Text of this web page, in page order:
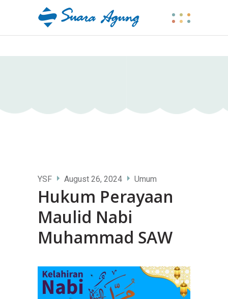
YSF August 26, 2024 Umum
Hukum Perayaan
Maulid Nabi
Muhammad SAW